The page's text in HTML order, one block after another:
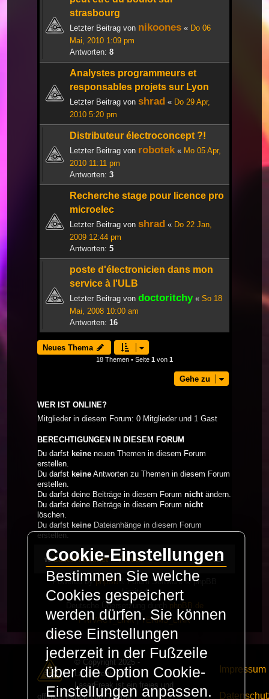
strasbourg
Letzter Beitrag von nikoones « Do 06
Mai, 2010 1:09 pm
Antworten: 8
Analystes programmeurs et
responsables projets sur Lyon
Letzter Beitrag von shrad « Do 29 Apr,
2010 5:20 pm
Distributeur électroconcept ?!
Letzter Beitrag von robotek« Mo 05 Apr,
2010 11:11 pm
Antworten: 3
Recherche stage pour licence pro
microelec
Letzter Beitrag von shrad « Do 22 Jan,
2009 12:44 pm
Antworten: 5
poste d'électronicien dans mon
service à l'ULB
Letzter Beitrag von doctoritchy« So 18
Mai, 2008 10:00 am
Antworten: 16
Neues Thema
18 Themen • Seite 1 von 1
Gehe zu
WER IST ONLINE?
Mitglieder in diesem Forum: 0 Mitglieder und 1 Gast
BERECHTIGUNGEN IN DIESEM FORUM
Du darfst keine neuen Themen in diesem Forum
erstellen.
Du darfst keine Antworten zu Themen in diesem Forum
erstellen.
Du darfst deine Beiträge in diesem Forum nichtändern.
Du darfst deine Beiträge in diesem Forum nicht
löschen.
Du darfst keine Dateianhänge in diesem Forum
erstellen.
LaserFreak.net Forum
Powered byphpBB ® Forum Software © phpBB
Limited
Deutsche Übersetzung durch phpBB.de
PRIVACY_LINK|TERMS_LINK
© Copyright 2025 -
LaserFreak.net
LaserFreak ist ein freies und
offenes Forum zum Thema
Impressum
Cookie-Einstellungen
Bestimmen Sie welche
Cookies gespeichert
werden dürfen. Sie können
diese Einstellungen
jederzeit in der Fußzeile
über die Option Cookie-
Einstellungen anpassen.